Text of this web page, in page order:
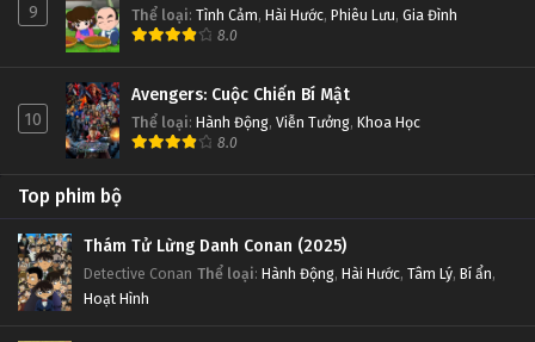
9 Thể loại: Tình Cảm, Hài Hước, Phiêu Lưu, Gia Đình
8.0
10
Avengers: Cuộc Chiến Bí Mật
Thể loại: Hành Động, Viễn Tưởng, Khoa Học
8.0
Top phim bộ
Thám Tử Lừng Danh Conan (2025)
Detective Conan Thể loại: Hành Động, Hài Hước, Tâm Lý, Bí ẩn,
Hoạt Hình